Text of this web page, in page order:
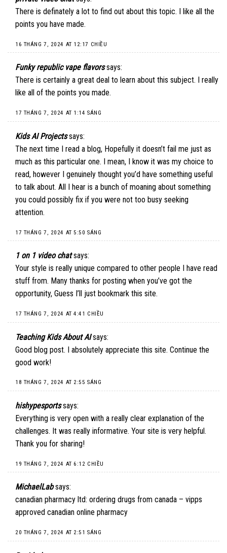
There is definately a lot to find out about this topic. I like all the
points you have made.
16 THÁNG 7, 2024 AT 12:17 CHIỀU
Funky republic vape flavors says:
There is certainly a great deal to learn about this subject. I really
like all of the points you made.
17 THÁNG 7, 2024 AT 1:14 SÁNG
Kids AI Projects says:
The next time I read a blog, Hopefully it doesn’t fail me just as
much as this particular one. I mean, I know it was my choice to
read, however I genuinely thought you’d have something useful
to talk about. All I hear is a bunch of moaning about something
you could possibly fix if you were not too busy seeking
attention.
17 THÁNG 7, 2024 AT 5:50 SÁNG
1 on 1 video chat says:
Your style is really unique compared to other people I have read
stuff from. Many thanks for posting when you’ve got the
opportunity, Guess I’ll just bookmark this site.
17 THÁNG 7, 2024 AT 4:41 CHIỀU
Teaching Kids About AI says:
Good blog post. I absolutely appreciate this site. Continue the
good work!
18 THÁNG 7, 2024 AT 2:55 SÁNG
hishypesports says:
Everything is very open with a really clear explanation of the
challenges. It was really informative. Your site is very helpful.
Thank you for sharing!
19 THÁNG 7, 2024 AT 6:12 CHIỀU
MichaelLab says:
canadian pharmacy ltd: ordering drugs from canada – vipps
approved canadian online pharmacy
20 THÁNG 7, 2024 AT 2:51 SÁNG